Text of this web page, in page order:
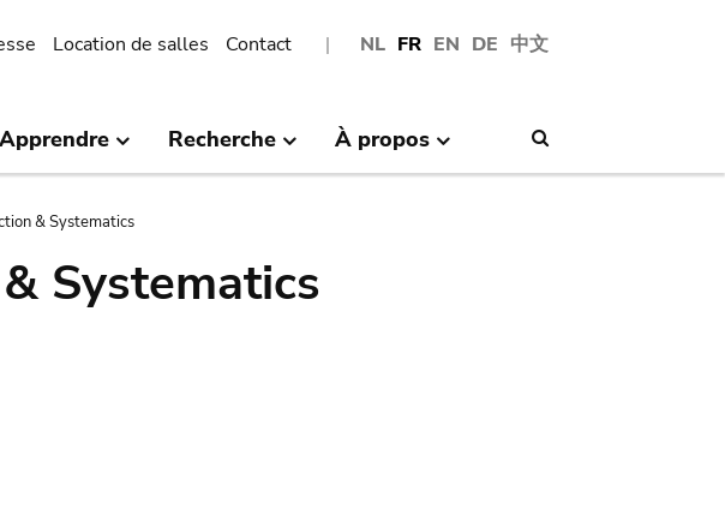
NL FR EN DE 中文
Location de salles Contact
Apprendre Recherche À propos
& Systematics
Systematics